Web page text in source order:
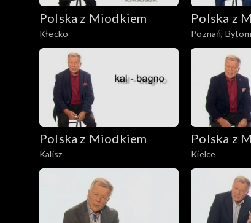
Polska z Miodkiem
Kłecko
Polska z
Poznań,
Polska z Miodkiem
Kalisz
Polska z
Kielce